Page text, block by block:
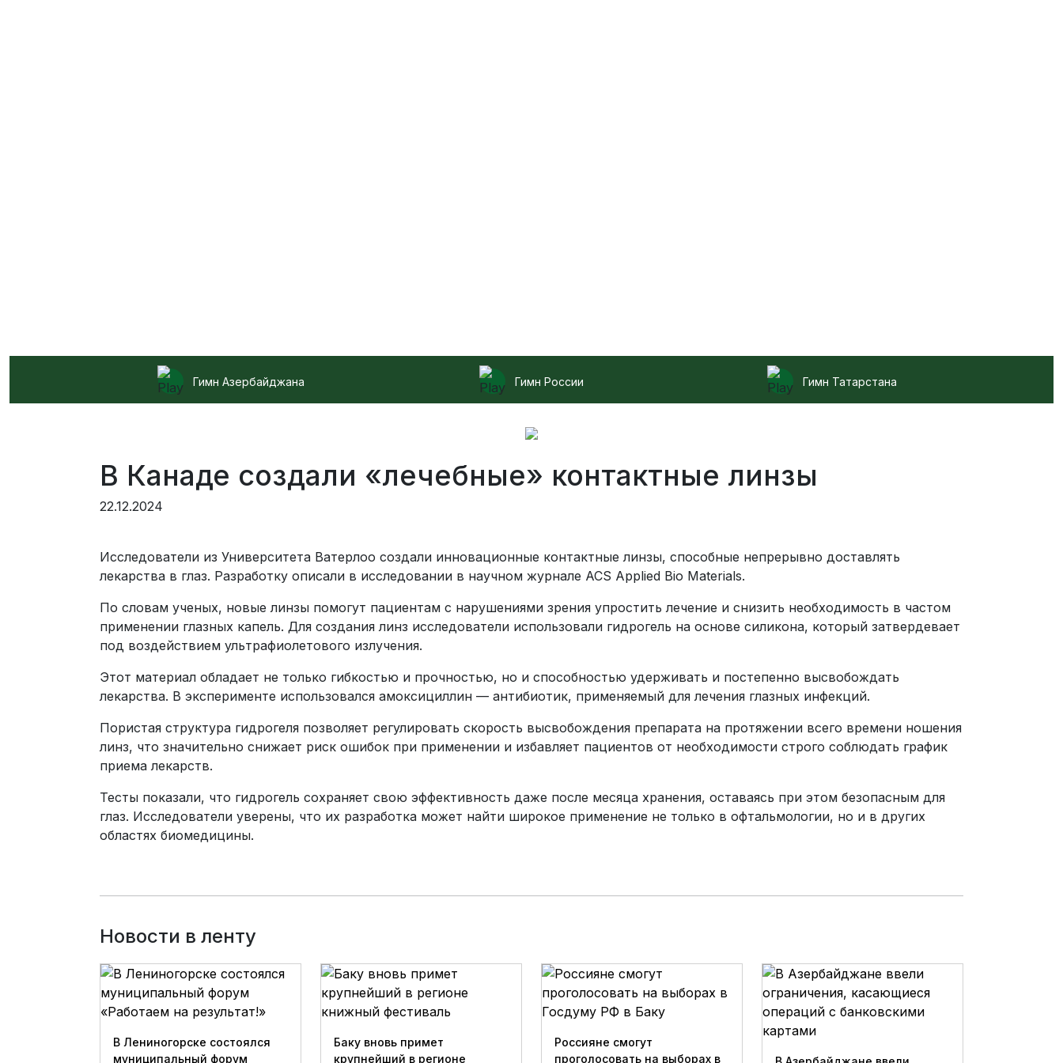
Гимн Азербайджана Гимн России Гимн Татарстана
В Канаде создали «лечебные» контактные линзы
22.12.2024
Исследователи из Университета Ватерлоо создали инновационные контактные линзы, способные непрерывно доставлять
лекарства в глаз. Разработку описали в исследовании в научном журнале ACS Applied Bio Materials.
По словам ученых, новые линзы помогут пациентам с нарушениями зрения упростить лечение и снизить необходимость в частом
применении глазных капель. Для создания линз исследователи использовали гидрогель на основе силикона, который затвердевает
под воздействием ультрафиолетового излучения.
Этот материал обладает не только гибкостью и прочностью, но и способностью удерживать и постепенно высвобождать
лекарства. В эксперименте использовался амоксициллин — антибиотик, применяемый для лечения глазных инфекций.
Пористая структура гидрогеля позволяет регулировать скорость высвобождения препарата на протяжении всего времени ношения
линз, что значительно снижает риск ошибок при применении и избавляет пациентов от необходимости строго соблюдать график
приема лекарств.
Тесты показали, что гидрогель сохраняет свою эффективность даже после месяца хранения, оставаясь при этом безопасным для
глаз. Исследователи уверены, что их разработка может найти широкое применение не только в офтальмологии, но и в других
областях биомедицины.
Новости в ленту
В Лениногорске состоялся
муниципальный форум
Баку вновь примет
крупнейший в регионе
Россияне смогут
проголосовать на выборах в